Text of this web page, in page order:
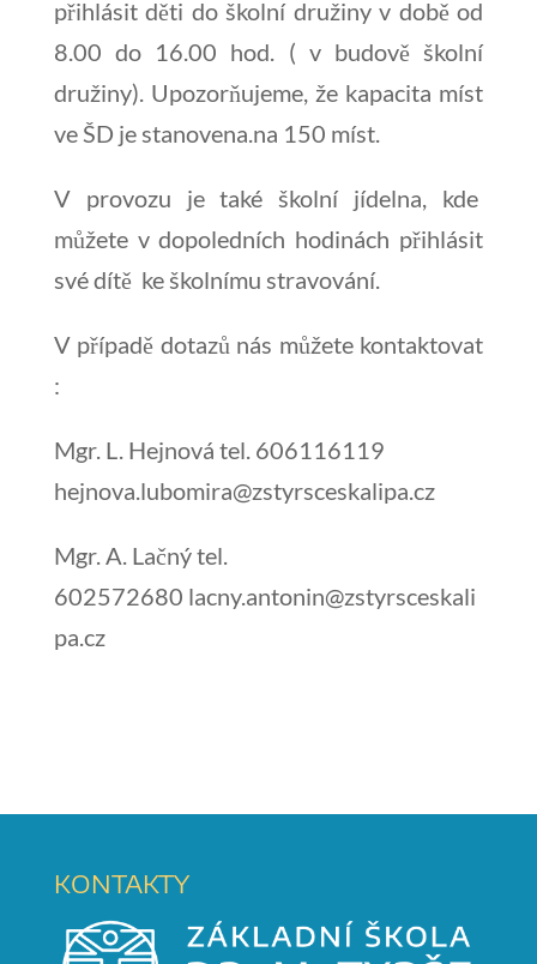
přihlásit děti do školní družiny v době od
8.00 do 16.00 hod. ( v budově školní
družiny). Upozorňujeme, že kapacita míst
ve ŠD je stanovena.na 150 míst.
V provozu je také školní jídelna, kde
můžete v dopoledních hodinách přihlásit
své dítě ke školnímu stravování.
V případě dotazů nás můžete kontaktovat
:
Mgr. L. Hejnová tel. 606116119
hejnova.lubomira@zstyrsceskalipa.cz
Mgr. A. Lačný tel.
602572680 lacny.antonin@zstyrsceskali
pa.cz
KONTAKTY